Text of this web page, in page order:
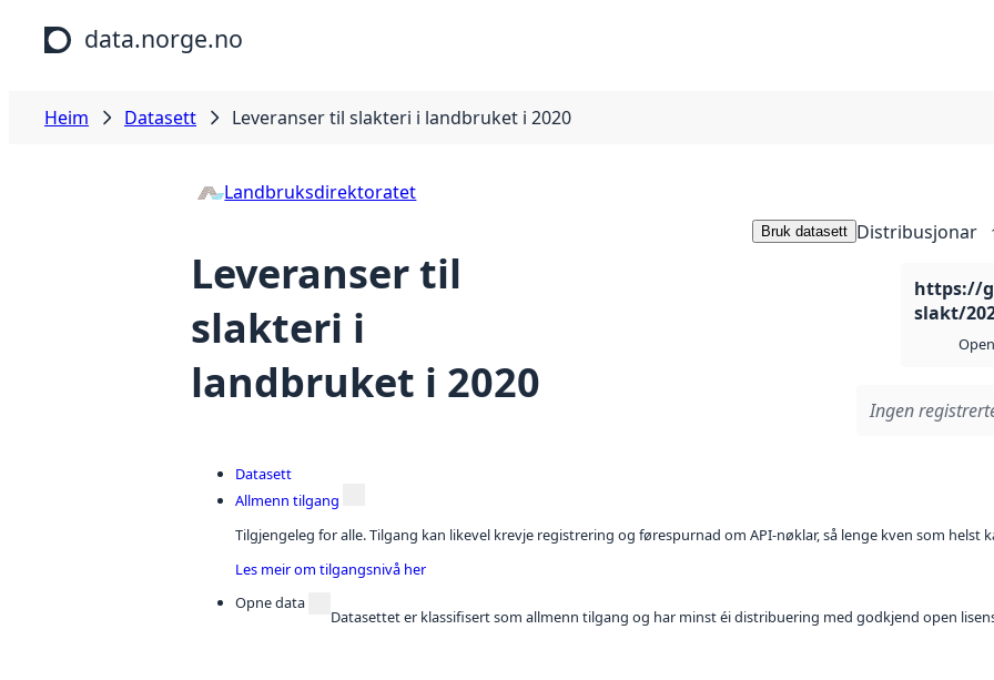
Hopp til hovudinnhald
data.norge.no
Heim Datasett Leveranser til slakteri i landbruket i 2020
Landbruksdirektoratet
Leveranser til
slakteri i
landbruket i 2020
Bruk datasett Distribusjonar
https://
slakt/
Ingen
Datasett
Allmenn tilgang
Tilgjengeleg for alle. Tilgang kan likevel krevje registrering og førespurnad om API-nøklar, så lenge kven som helst
Les meir om tilgangsnivå her
Opne data
Datasettet er klassifisert som allmenn tilgang og har minst éi distribuering med godkjend open